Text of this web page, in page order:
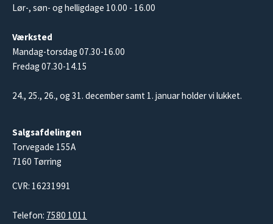
Lør-, søn- og helligdage 10.00 - 16.00
Værksted
Mandag-torsdag 07.30-16.00
Fredag 07.30-14.15
24., 25., 26., og 31. december samt 1. januar holder vi lukket.
Salgsafdelingen
Torvegade 155A
7160 Tørring
CVR: 16231991
Telefon: 7580 1011